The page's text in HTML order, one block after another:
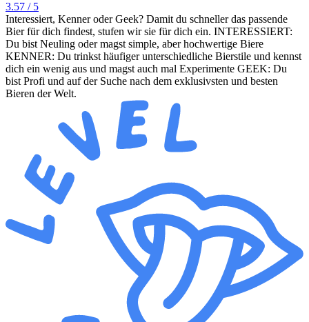
3.57 / 5
Interessiert, Kenner oder Geek? Damit du schneller das passende
Bier für dich findest, stufen wir sie für dich ein. INTERESSIERT:
Du bist Neuling oder magst simple, aber hochwertige Biere
KENNER: Du trinkst häufiger unterschiedliche Bierstile und kennst
dich ein wenig aus und magst auch mal Experimente GEEK: Du
bist Profi und auf der Suche nach dem exklusivsten und besten
Bieren der Welt.